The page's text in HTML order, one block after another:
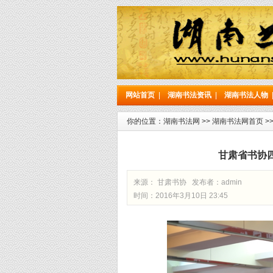
网站首页 湖南书法资讯 湖南书法人物
你的位置： 湖南书法网 >> 湖南书法网首页
甘肃省书协
来源： 甘肃书协 发布者： admin
时间：2016年3月10日 23:45